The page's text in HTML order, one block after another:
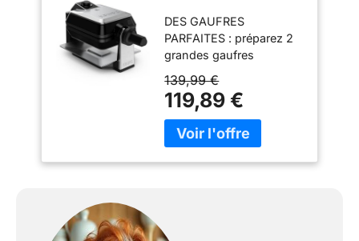
Gaufres Épaisses -
Noir
DES GAUFRES
PARFAITES : préparez 2
grandes gaufres
formées sur les 2 faces
CUISSON HOMOGENE :
le système de
verrouillage rotatif
139,99 €
119,89 €